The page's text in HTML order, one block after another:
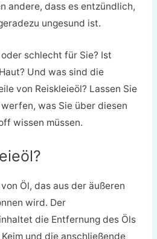
andere, dass es entzündlich,
ungesund ist.
schlecht für Sie? Ist
Und was sind die
von Reiskleieöl? Lassen Sie
was Sie über diesen
wissen müssen.
Öl, das aus der äußeren
wird. Der
die Entfernung des Öls
und die anschließende